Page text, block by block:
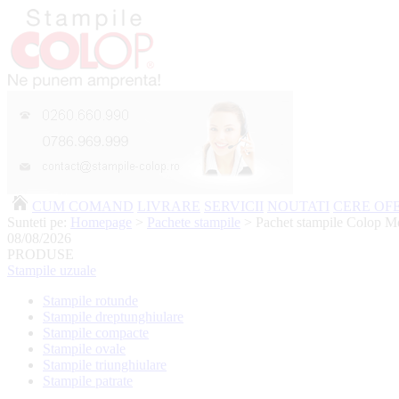
CUM COMAND LIVRARE SERVICII NOUTATI CERE
Sunteti pe:
Homepage Pachete stampile > Pachet stampile Colop
08/08/2026
PRODUSE
Stampile uzuale
Stampile rotunde
Stampile dreptunghiulare
Stampile compacte
Stampile ovale
Stampile triunghiulare
Stampile patrate